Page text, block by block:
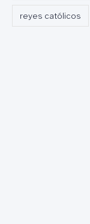
reyes católicos